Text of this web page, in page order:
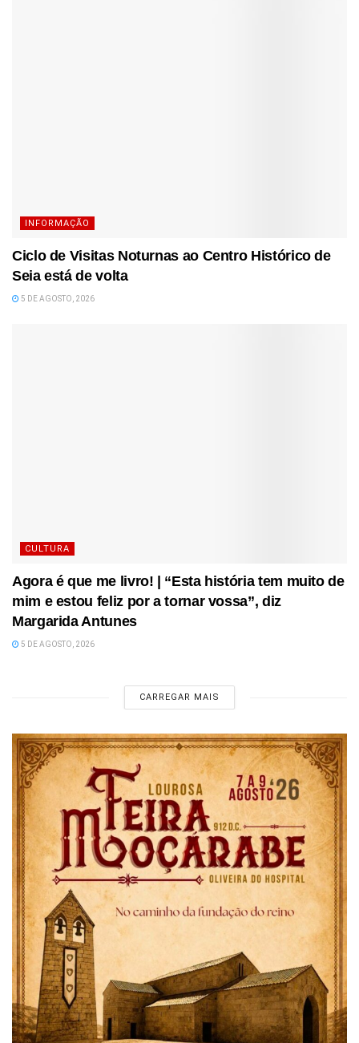
INFORMAÇÃO
Ciclo de Visitas Noturnas ao Centro Histórico de
Seia está de volta
5 DE AGOSTO, 2026
CULTURA
Agora é que me livro! | “Esta história tem muito de
mim e estou feliz por a tornar vossa”, diz
Margarida Antunes
5 DE AGOSTO, 2026
CARREGAR MAIS